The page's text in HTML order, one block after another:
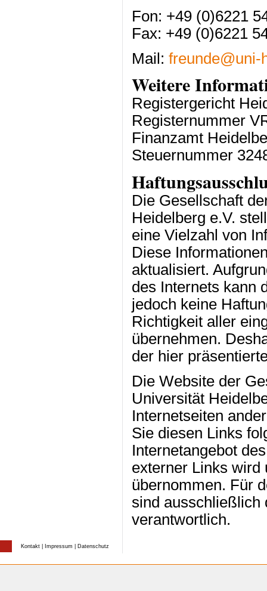
Fon: +49 (0)6221
Fax: +49 (0)6221
Mail: freunde@uni-
Weitere
Registergericht
Registernummer
Finanzamt
Steuernummer
Die Gesellschaft
Heidelberg e.V.
eine Vielzahl von
Diese
aktualisiert.
des Internets kann
jedoch keine
Richtigkeit aller
übernehmen.
der hier
Die Website der
Universität
Internetseiten
Sie diesen Links
Internetangebot
externer Links wird
übernommen. Für
sind ausschließlich
verantwortlich.
Kontakt Impressum Datenschutz